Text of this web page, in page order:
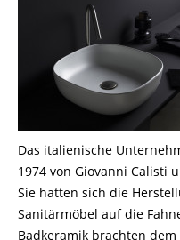
Das italienische
1974 von Giovanni Calisti
Sie hatten sich die
Sanitärmöbel auf die
Badkeramik brachten